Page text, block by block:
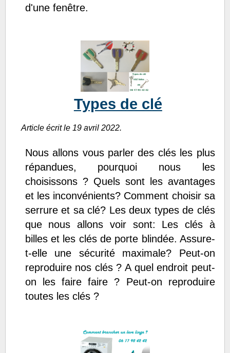
d'une fenêtre.
Types de clé
Article écrit le 19 avril 2022.
Nous allons vous parler des clés les plus
répandues, pourquoi nous les
choisissons ? Quels sont les avantages
et les inconvénients? Comment choisir sa
serrure et sa clé? Les deux types de clés
que nous allons voir sont: Les clés à
billes et les clés de porte blindée. Assure-
t-elle une sécurité maximale? Peut-on
reproduire nos clés ? A quel endroit peut-
on les faire faire ? Peut-on reproduire
toutes les clés ?